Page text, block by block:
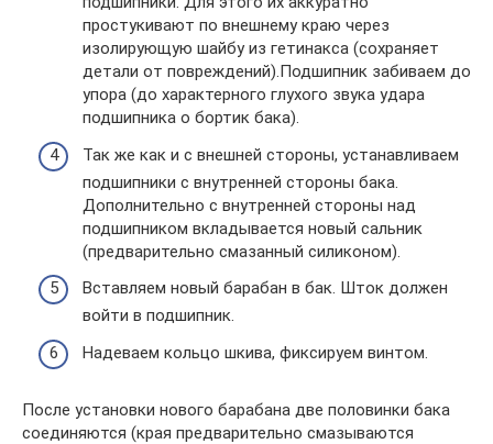
простукивают по внешнему краю через
изолирующую шайбу из гетинакса (сохраняет
детали от повреждений).Подшипник забиваем до
упора (до характерного глухого звука удара
подшипника о бортик бака).
Так же как и с внешней стороны, устанавливаем
подшипники с внутренней стороны бака.
Дополнительно с внутренней стороны над
подшипником вкладывается новый сальник
(предварительно смазанный силиконом).
Вставляем новый барабан в бак. Шток должен
войти в подшипник.
Надеваем кольцо шкива, фиксируем винтом.
После установки нового барабана две половинки бака
соединяются (края предварительно смазываются